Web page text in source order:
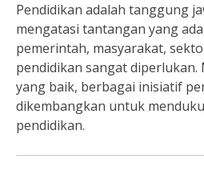
Pendidikan adalah tanggung
mengatasi tantangan yang
pemerintah, masyarakat,
pendidikan sangat diperlukan.
yang baik, berbagai inisiatif
dikembangkan untuk
pendidikan.